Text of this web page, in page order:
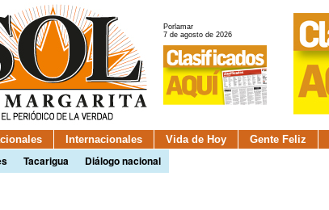
Porlamar
7 de agosto de 2026
Internacionales Vida de Hoy Gente Feliz
Tacarigua Diálogo nacional